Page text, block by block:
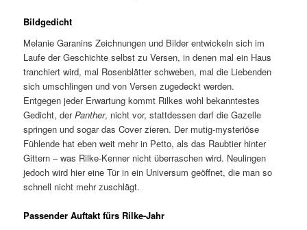
Bildgedicht
Melanie Garanins Zeichnungen und Bilder entwickeln sich im
Laufe der Geschichte selbst zu Versen, in denen mal ein Haus
tranchiert wird, mal Rosenblätter schweben, mal die Liebenden
sich umschlingen und von Versen zugedeckt werden.
Entgegen jeder Erwartung kommt Rilkes wohl bekanntestes
Gedicht, derPanther, nicht vor, stattdessen darf die Gazelle
springen und sogar das Cover zieren. Der mutig-mysteriöse
Fühlende hat eben weit mehr in Petto, als das Raubtier hinter
Gittern – was Rilke-Kenner nicht überraschen wird. Neulingen
jedoch wird hier eine Tür in ein Universum geöffnet, die man so
schnell nicht mehr zuschlägt.
Passender Auftakt fürs Rilke-Jahr